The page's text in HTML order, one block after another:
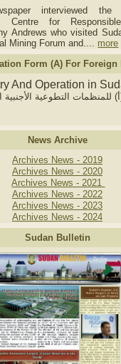
interviewed the
Centre for
Andrews who visited
Mining Forum and.... more
Form (A) For Foreign
And Operation in
للمنظمات التطوعية
News Archive
Archives News - 2019
Archives News - 2020
Archives News - 2021
Archives News - 2022
Archives News - 2023
Archives News - 2024
Sudan Bulletin